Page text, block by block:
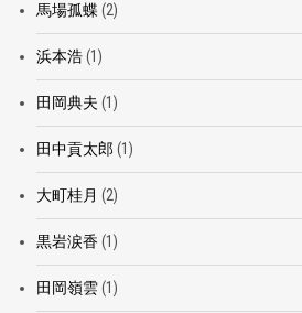
馬場孤蝶 (2)
浜本浩(1)
田岡典夫 (1)
田中貢太郎 (1)
大町桂月 (2)
黒岩涙香(1)
田岡嶺雲(1)